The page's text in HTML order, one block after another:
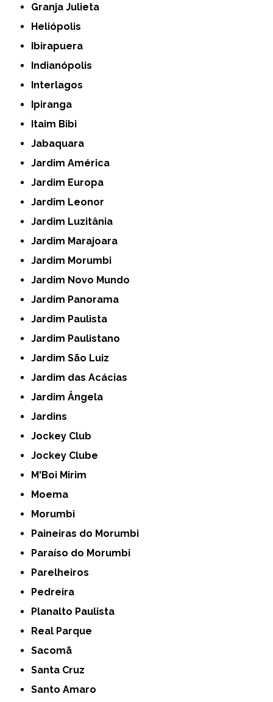
Granja Julieta
Heliópolis
Ibirapuera
Indianópolis
Interlagos
Ipiranga
Itaim Bibi
Jabaquara
Jardim América
Jardim Europa
Jardim Leonor
Jardim Luzitânia
Jardim Marajoara
Jardim Morumbi
Jardim Novo Mundo
Jardim Panorama
Jardim Paulista
Jardim Paulistano
Jardim São Luiz
Jardim das Acácias
Jardim Ângela
Jardins
Jockey Club
Jockey Clube
M'Boi Mirim
Moema
Morumbi
Paineiras do Morumbi
Paraíso do Morumbi
Parelheiros
Pedreira
Planalto Paulista
Real Parque
Sacomã
Santa Cruz
Santo Amaro